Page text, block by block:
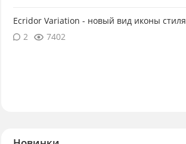
Ecridor Variation - новый вид иконы стиля
2
7402